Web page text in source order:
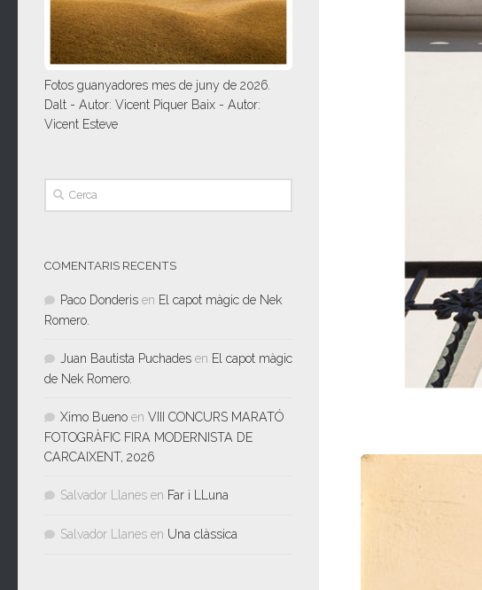
Fotos guanyadores mes de juny de 2026.
Dalt - Autor: Vicent Piquer Baix - Autor:
Vicent Esteve
COMENTARIS RECENTS
Paco Donderis en El capot màgic de Nek
Romero.
Juan Bautista Puchades en El capot màgic
de Nek Romero.
Ximo Bueno en VIII CONCURS MARATÓ
FOTOGRÀFIC FIRA MODERNISTA DE
CARCAIXENT, 2026
Salvador Llanes en Far i LLuna
Salvador Llanes en Una clàssica